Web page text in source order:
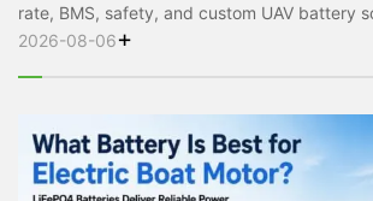
rate, BMS, safety, and custom UAV battery
2026-08-06+